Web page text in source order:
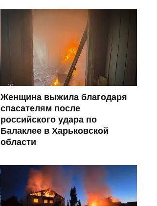
Женщина выжила благодаря
спасателям после
российского удара по
Балаклее в Харьковской
области